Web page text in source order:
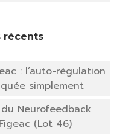
récents
: l’auto-régulation
simplement
Neurofeedback
(Lot 46)